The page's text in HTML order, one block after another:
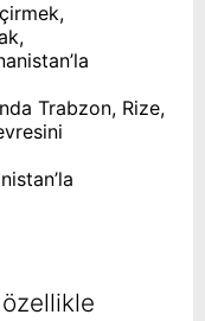
Trabzon, Rize,